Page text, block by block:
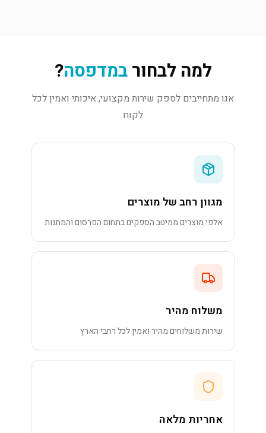
למה לבחורבמדפסה?
אנו מתחייבים לספק שירות מקצועי, איכותי ואמין לכל
לקוח
מגוון רחב של מוצרים
אלפי מוצרים ממיטב הספקים בתחום הפרסום והמתנות
משלוח מהיר
שירות משלוחים מהיר ואמין לכל רחבי הארץ
אחריות מלאה